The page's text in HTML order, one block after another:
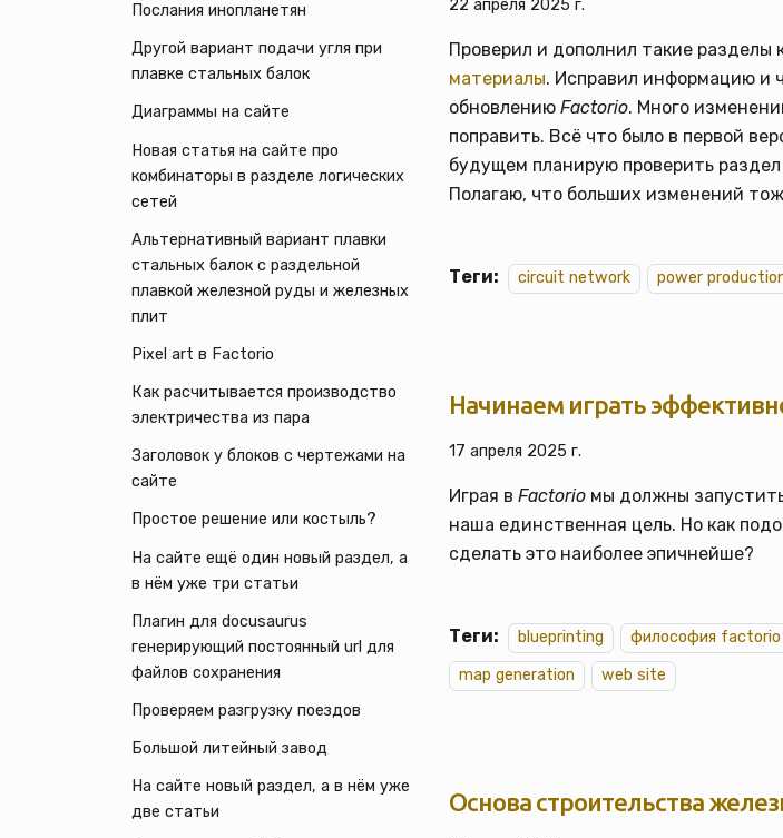
Послания инопланетян
Другой вариант подачи угля при
плавке стальных балок
Диаграммы на сайте
Новая статья на сайте про
комбинаторы в разделе логических
сетей
Альтернативный вариант плавки
стальных балок с раздельной
плавкой железной руды и железных
плит
Pixel art в Factorio
Как расчитывается производство
электричества из пара
Заголовок у блоков с чертежами на
сайте
Простое решение или костыль?
На сайте ещё один новый раздел, а
в нём уже три статьи
Плагин для docusaurus
генерирующий постоянный url для
файлов сохранения
Проверяем разгрузку поездов
Большой литейный завод
На сайте новый раздел, а в нём уже
две статьи
22 апреля 2025 г.
Проверил и дополнил такие разделы
материалы. Исправил информацию и
обновлению Factorio. Много
поправить. Всё что было в первой
будущем планирую проверить
Полагаю, что больших изменений
Теги: circuit network power
Начинаем играть
17 апреля 2025 г.
Играя в Factorio мы должны
наша единственная цель. Но как
сделать это наиболее эпичнейше?
Теги: blueprinting философия factorio
map generation
web site
Основа строительства